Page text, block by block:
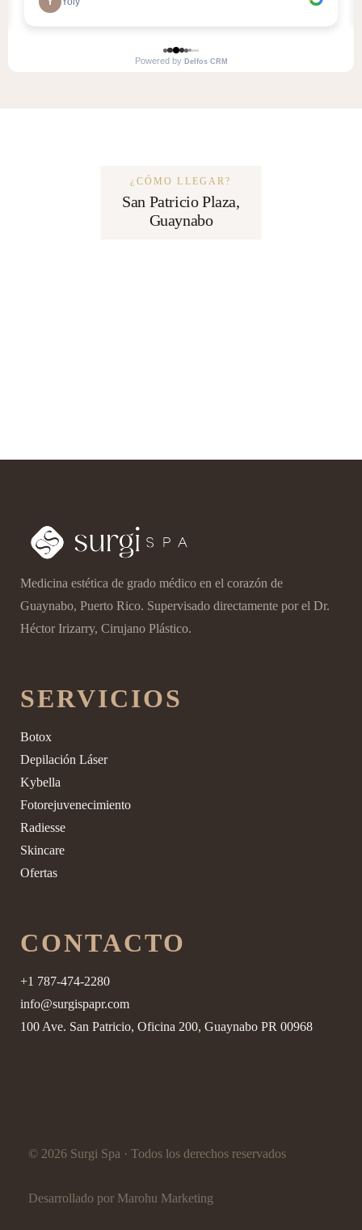
¿CÓMO LLEGAR?
San Patricio Plaza,
Guaynabo
Medicina estética de grado médico en el corazón de
Guaynabo, Puerto Rico. Supervisado directamente por el Dr.
Héctor Irizarry, Cirujano Plástico.
SERVICIOS
Botox
Depilación Láser
Kybella
Fotorejuvenecimiento
Radiesse
Skincare
Ofertas
CONTACTO
+1 787-474-2280
info@surgispapr.com
100 Ave. San Patricio, Oficina 200, Guaynabo PR 00968
© 2026 Surgi Spa · Todos los derechos reservados
Desarrollado por Marohu Marketing